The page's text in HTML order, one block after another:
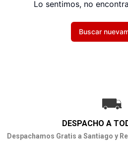
Lo sentimos, no
Buscar
DESPACHO A
Despachamos Gratis a Santiago y